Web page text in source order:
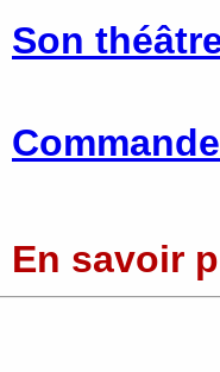
Son
En savoir